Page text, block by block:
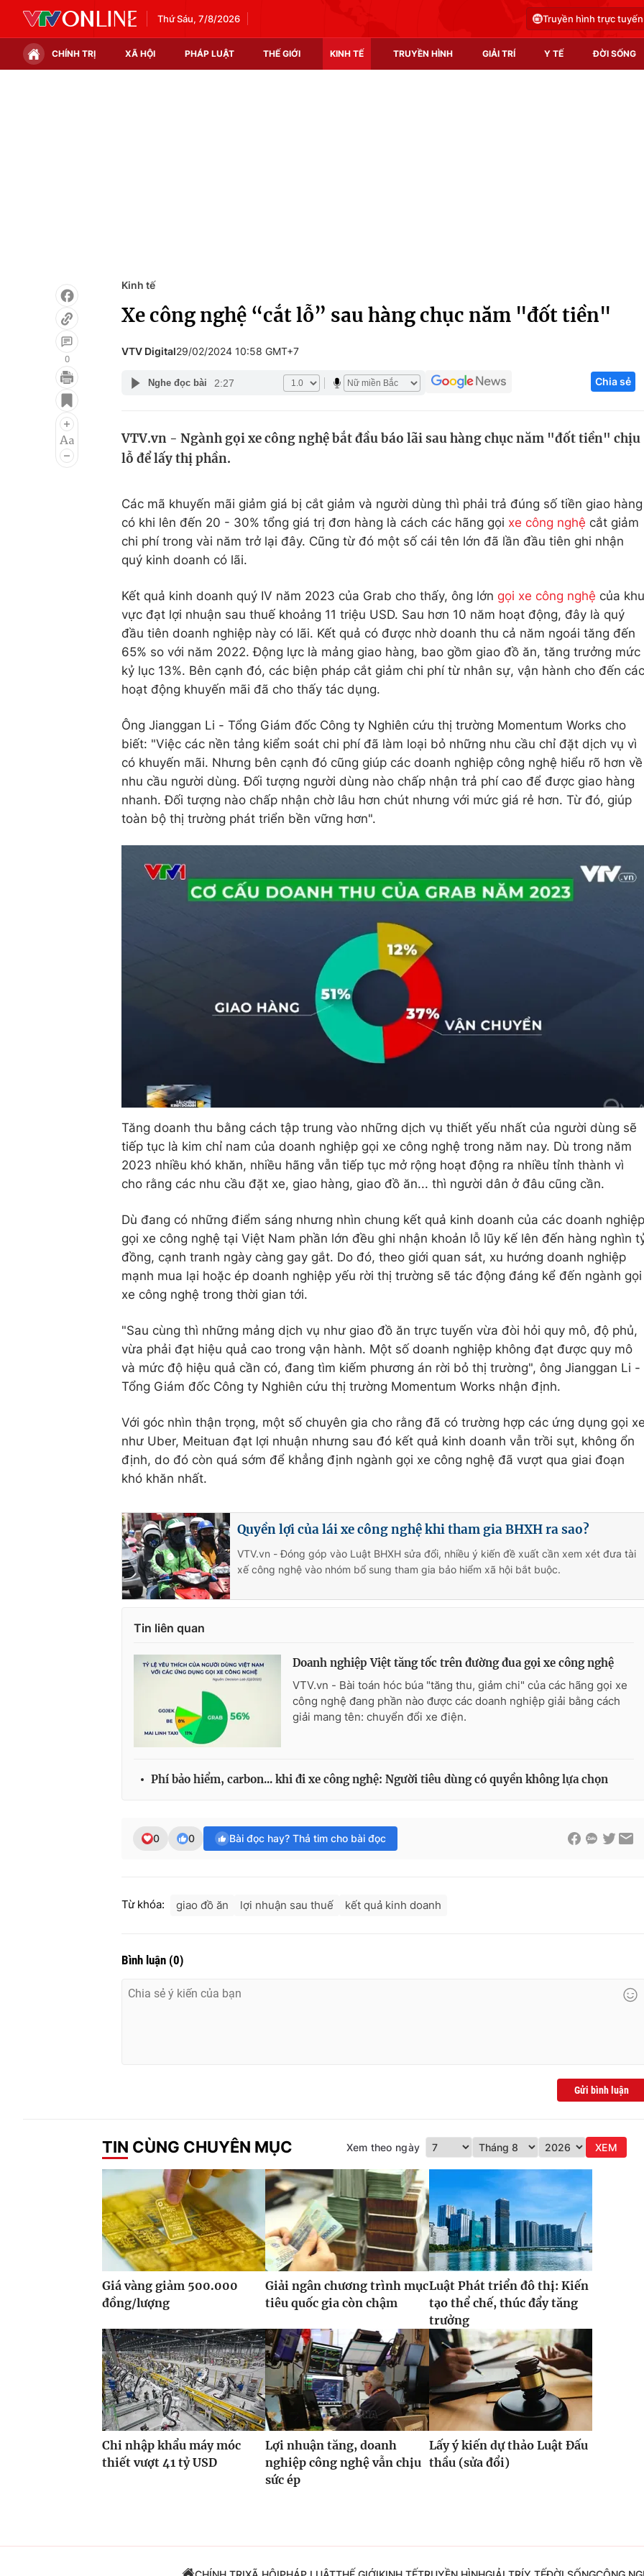
Thứ Sáu, 7/8/2026 Truyền hình trực tuyến
CHÍNH TRỊ XÃ HỘI PHÁP LUẬT THẾ GIỚI KINH TẾ TRUYỀN HÌNH GIẢI TRÍ Y TẾ ĐỜI SỐNG
Infographic
Điện ảnh
Âm nhạc
Làm đẹp
Giáo dục
Học trực tuyến
Công nghệ
Sản phẩm
Tư vấn
0
Kinh tế
Xe công nghệ “cắt lỗ” sau hàng chục năm "đốt tiền"
VTV Digital29/02/2024 10:58 GMT+7
Nghe đọc bài 2:27 Chia sẻ
VTV.vn - Ngành gọi xe công nghệ bắt đầu báo lãi sau hàng chục năm "đốt tiền" chịu
lỗ để lấy thị phần.
Các mã khuyến mãi giảm giá bị cắt giảm và người dùng thì phải trả đúng số tiền giao hàng
có khi lên đến 20 - 30% tổng giá trị đơn hàng là cách các hãng gọi xe công nghệ cắt giảm
chi phí trong vài năm trở lại đây. Cũng từ đó một số cái tên lớn đã lần đầu tiên ghi nhận
quý kinh doanh có lãi.
Kết quả kinh doanh quý IV năm 2023 của Grab cho thấy, ông lớn gọi xe công nghệ của khu
vực đạt lợi nhuận sau thuế khoảng 11 triệu USD. Sau hơn 10 năm hoạt động, đây là quý
đầu tiên doanh nghiệp này có lãi. Kết quả có được nhờ doanh thu cả năm ngoái tăng đến
65% so với năm 2022. Động lực là mảng giao hàng, bao gồm giao đồ ăn, tăng trưởng mức
kỷ lục 13%. Bên cạnh đó, các biện pháp cắt giảm chi phí từ nhân sự, vận hành cho đến các
hoạt động khuyến mãi đã cho thấy tác dụng.
Ông Jianggan Li - Tổng Giám đốc Công ty Nghiên cứu thị trường Momentum Works cho
biết: "Việc các nền tảng kiểm soát chi phí đã làm loại bỏ những nhu cầu chỉ đặt dịch vụ vì
có khuyến mãi. Nhưng bên cạnh đó cũng giúp các doanh nghiệp công nghệ hiểu rõ hơn về
nhu cầu người dùng. Đối tượng người dùng nào chấp nhận trả phí cao để được giao hàng
nhanh. Đối tượng nào chấp nhận chờ lâu hơn chút nhưng với mức giá rẻ hơn. Từ đó, giúp
toàn bộ thị trường phát triển bền vững hơn".
Tăng doanh thu bằng cách tập trung vào những dịch vụ thiết yếu nhất của người dùng sẽ
tiếp tục là kim chỉ nam của doanh nghiệp gọi xe công nghệ trong năm nay. Dù trong năm
2023 nhiều khó khăn, nhiều hãng vẫn tiếp tục mở rộng hoạt động ra nhiều tỉnh thành vì
cho rằng các nhu cầu đặt xe, giao hàng, giao đồ ăn... thì người dân ở đâu cũng cần.
Dù đang có những điểm sáng nhưng nhìn chung kết quả kinh doanh của các doanh nghiệp
gọi xe công nghệ tại Việt Nam phần lớn đều ghi nhận khoản lỗ lũy kế lên đến hàng nghìn
đồng, cạnh tranh ngày càng gay gắt. Do đó, theo giới quan sát, xu hướng doanh nghiệp
mạnh mua lại hoặc ép doanh nghiệp yếu rời thị trường sẽ tác động đáng kể đến ngành gọi
xe công nghệ trong thời gian tới.
"Sau cùng thì những mảng dịch vụ như giao đồ ăn trực tuyến vừa đòi hỏi quy mô, độ phủ,
vừa phải đạt hiệu quả cao trong vận hành. Một số doanh nghiệp không đạt được quy mô
và mức độ hiệu quả cần có, đang tìm kiếm phương án rời bỏ thị trường", ông Jianggan Li -
Tổng Giám đốc Công ty Nghiên cứu thị trường Momentum Works nhận định.
Với góc nhìn thận trọng, một số chuyên gia cho rằng đã có trường hợp các ứng dụng gọi
như Uber, Meituan đạt lợi nhuận nhưng sau đó kết quả kinh doanh vẫn trồi sụt, không ổn
định, do đó còn quá sớm để khẳng định ngành gọi xe công nghệ đã vượt qua giai đoạn
khó khăn nhất.
Quyền lợi của lái xe công nghệ khi tham gia BHXH ra sao?
VTV.vn - Đóng góp vào Luật BHXH sửa đổi, nhiều ý kiến đề xuất cần xem xét đưa tài
xế công nghệ vào nhóm bổ sung tham gia bảo hiểm xã hội bắt buộc.
Tin liên quan
Doanh nghiệp Việt tăng tốc trên đường đua gọi xe công nghệ
VTV.vn - Bài toán hóc búa "tăng thu, giảm chi" của các hãng gọi xe
công nghệ đang phần nào được các doanh nghiệp giải bằng cách
giải mang tên: chuyển đổi xe điện.
Phí bảo hiểm, carbon... khi đi xe công nghệ: Người tiêu dùng có quyền không lựa chọn
0 0 Bài đọc hay? Thả tim cho bài đọc
Từ khóa: giao đồ ăn lợi nhuận sau thuế kết quả kinh doanh
Bình luận (0)
Gửi bình luận
TIN CÙNG CHUYÊN MỤC Xem theo ngày XEM
Giá vàng giảm 500.000
đồng/lượng
Giải ngân chương trình mục
tiêu quốc gia còn chậm
Luật Phát triển đô thị: Kiến
tạo thể chế, thúc đẩy tăng
trưởng
Chi nhập khẩu máy móc
thiết vượt 41 tỷ USD
Lợi nhuận tăng, doanh
nghiệp công nghệ vẫn chịu
sức ép
Lấy ý kiến dự thảo Luật Đấu
thầu (sửa đổi)